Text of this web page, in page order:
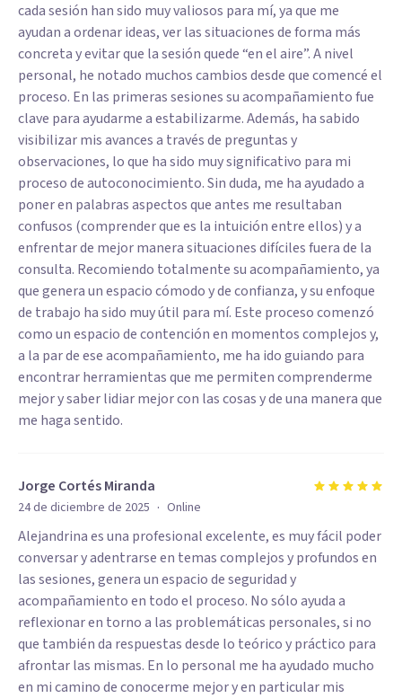
cada sesión han sido muy valiosos para mí, ya que me
ayudan a ordenar ideas, ver las situaciones de forma más
concreta y evitar que la sesión quede “en el aire”. A nivel
personal, he notado muchos cambios desde que comencé el
proceso. En las primeras sesiones su acompañamiento fue
clave para ayudarme a estabilizarme. Además, ha sabido
visibilizar mis avances a través de preguntas y
observaciones, lo que ha sido muy significativo para mi
proceso de autoconocimiento. Sin duda, me ha ayudado a
poner en palabras aspectos que antes me resultaban
confusos (comprender que es la intuición entre ellos) y a
enfrentar de mejor manera situaciones difíciles fuera de la
consulta. Recomiendo totalmente su acompañamiento, ya
que genera un espacio cómodo y de confianza, y su enfoque
de trabajo ha sido muy útil para mí. Este proceso comenzó
como un espacio de contención en momentos complejos y,
a la par de ese acompañamiento, me ha ido guiando para
encontrar herramientas que me permiten comprenderme
mejor y saber lidiar mejor con las cosas y de una manera que
me haga sentido.
Jorge Cortés Miranda
24 de diciembre de 2025 · Online
Alejandrina es una profesional excelente, es muy fácil poder
conversar y adentrarse en temas complejos y profundos en
las sesiones, genera un espacio de seguridad y
acompañamiento en todo el proceso. No sólo ayuda a
reflexionar en torno a las problemáticas personales, si no
que también da respuestas desde lo teórico y práctico para
afrontar las mismas. En lo personal me ha ayudado mucho
en mi camino de conocerme mejor y en particular mis